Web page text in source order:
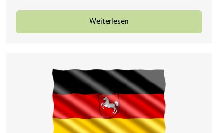
Weiterlesen